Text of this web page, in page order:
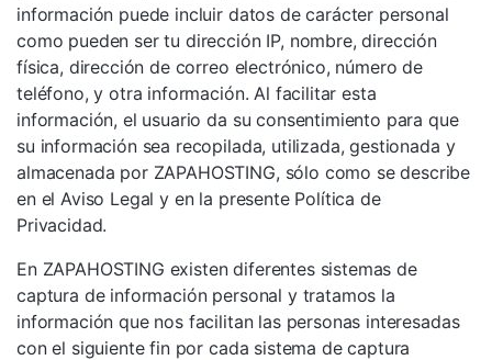
información puede incluir datos de carácter personal
como pueden ser tu dirección IP, nombre, dirección
física, dirección de correo electrónico, número de
teléfono, y otra información. Al facilitar esta
información, el usuario da su consentimiento para que
su información sea recopilada, utilizada, gestionada y
almacenada por ZAPAHOSTING, sólo como se describe
en el Aviso Legal y en la presente Política de
Privacidad.
En ZAPAHOSTING existen diferentes sistemas de
captura de información personal y tratamos la
información que nos facilitan las personas interesadas
con el siguiente fin por cada sistema de captura